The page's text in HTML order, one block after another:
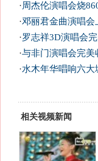
·周杰伦演唱会烧
·邓丽君金曲演唱会
·罗志祥3D演唱会
·与非门演唱会完美
·水木年华唱响六
相关视频新闻